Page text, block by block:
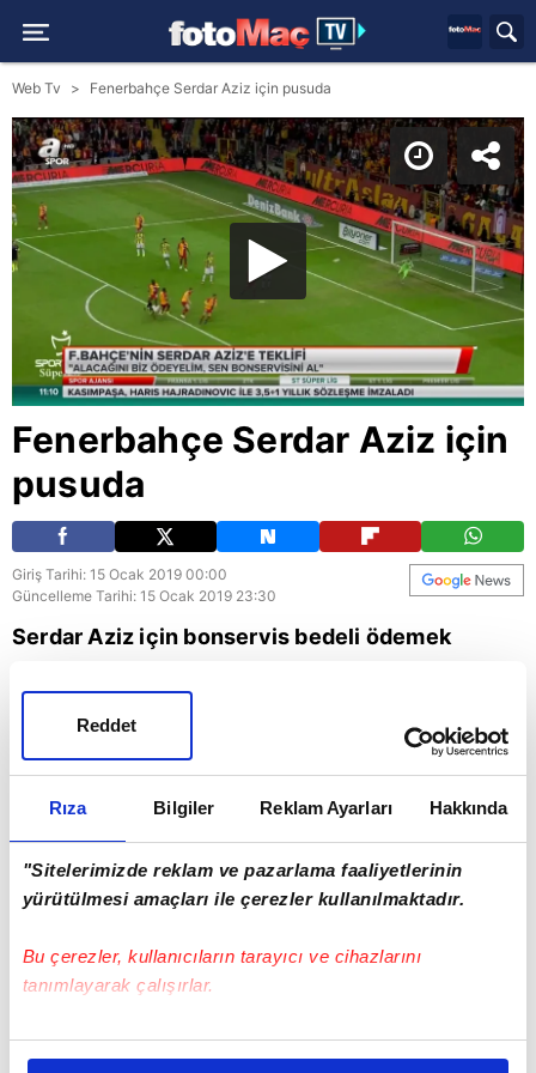
Rıza Bilgiler Reklam Ayarları Hakkında
"Sitelerimizde reklam ve pazarlama faaliyetlerinin
yürütülmesi amaçları ile çerezler kullanılmaktadır.
Bu çerezler, kullanıcıların tarayıcı ve cihazlarını
tanımlayarak çalışırlar.
Bu çerezlere izin vermeniz halinde sizlere özel
Reddet
Web Tv Fenerbahçe Serdar Aziz için pusuda
Fenerbahçe Serdar Aziz için
pusuda
Giriş Tarihi: 15 Ocak 2019 00:00
Güncelleme Tarihi: 15 Ocak 2019 23:30
Serdar Aziz için bonservis bedeli ödemek
Fenerbahçe Serdar Aziz